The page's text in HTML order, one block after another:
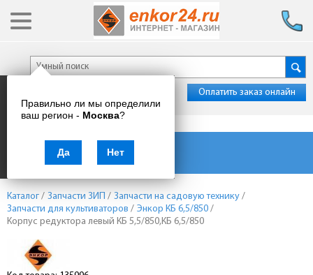
Правильно ли мы определили
ваш регион - Москва?
Да Нет
Оплатить заказ онлайн
Каталог товаров
Каталог / Запчасти ЗИП / Запчасти на садовую технику /
Запчасти для культиваторов / Энкор КБ 6,5/850 /
Корпус редуктора левый КБ 5,5/850,КБ 6,5/850